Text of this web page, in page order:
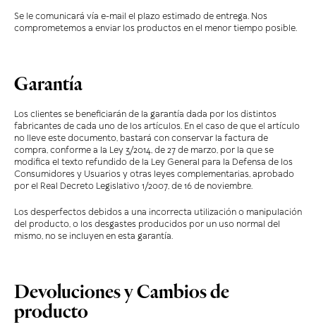
Se le comunicará vía e-mail el plazo estimado de entrega. Nos
comprometemos a enviar los productos en el menor tiempo posible.
Garantía
Los clientes se beneficiarán de la garantía dada por los distintos
fabricantes de cada uno de los artículos. En el caso de que el artículo
no lleve este documento, bastará con conservar la factura de
compra, conforme a la Ley 3/2014, de 27 de marzo, por la que se
modifica el texto refundido de la Ley General para la Defensa de los
Consumidores y Usuarios y otras leyes complementarias, aprobado
por el Real Decreto Legislativo 1/2007, de 16 de noviembre.
Los desperfectos debidos a una incorrecta utilización o manipulación
del producto, o los desgastes producidos por un uso normal del
mismo, no se incluyen en esta garantía.
Devoluciones y Cambios de
producto